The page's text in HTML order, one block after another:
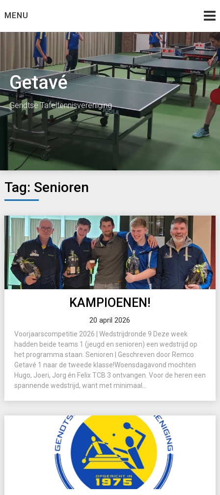
toMENU
Getavé
Gendtse Tafeltennisvereniging
Tag: Senioren
KAMPIOENEN!
20 april 2026
Voorjaarscompetitie 2026 | Wedstrijdronde 9 Deze week
hadden beide teams 1 (jeugd en senioren) een wedstrijd op
het programma staan. Senioren | Geschreven door Remco
Getavé 1 naar de tweede klasse!Woensdagavond mochten
Hugo, Joeri, Jorg én Felix TCB 3 ontvangen. Voor de heren een
spannende wedstrijd, want met minimaal...